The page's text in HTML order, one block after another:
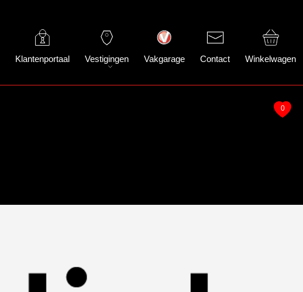
Klantenportaal Vestigingen Vakgarage Contact Winkelwagen
0